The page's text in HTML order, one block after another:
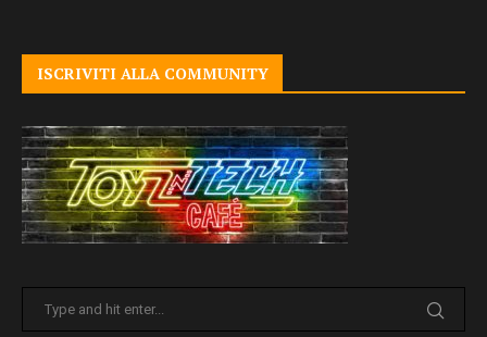
ISCRIVITI ALLA COMMUNITY